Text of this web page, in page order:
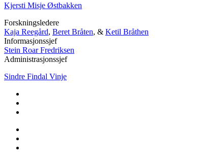
Kjersti Misje Østbakken
Forskningsledere
Kaja Reegård, Beret Bråten, & Ketil Bråthen
Informasjonssjef
Stein Roar Fredriksen
Administrasjonssjef
Sindre Findal Vinje